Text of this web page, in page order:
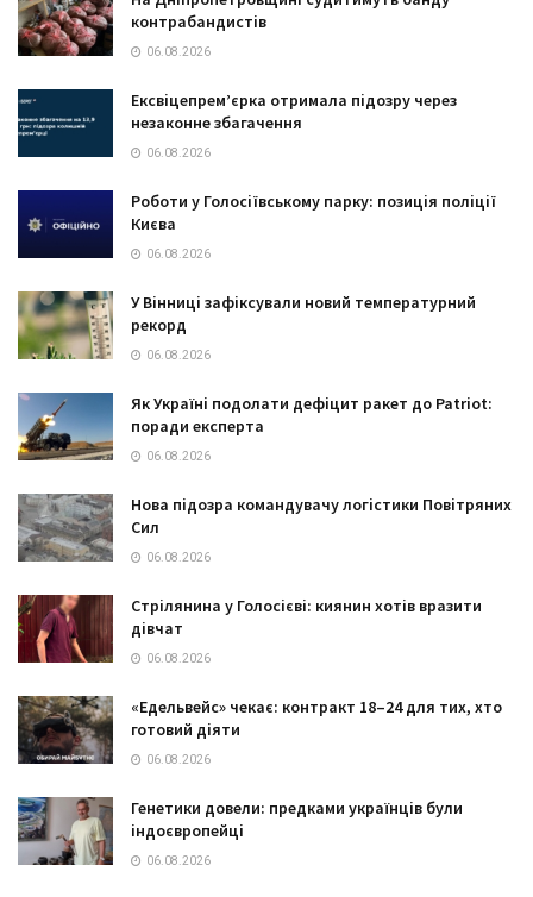
контрабандистів
06.08.2026
Ексвіцепрем’єрка отримала підозру через
незаконне збагачення
06.08.2026
Роботи у Голосіївському парку: позиція поліції
Києва
06.08.2026
У Вінниці зафіксували новий температурний
рекорд
06.08.2026
Як Україні подолати дефіцит ракет до Patriot:
поради експерта
06.08.2026
Нова підозра командувачу логістики Повітряних
Сил
06.08.2026
Стрілянина у Голосієві: киянин хотів вразити
дівчат
06.08.2026
«Едельвейс» чекає: контракт 18–24 для тих, хто
готовий діяти
06.08.2026
Генетики довели: предками українців були
індоєвропейці
06.08.2026